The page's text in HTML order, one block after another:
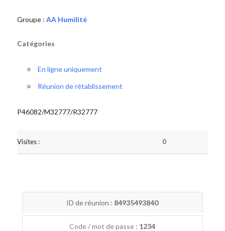
Groupe : AA Humilité
Catégories
En ligne uniquement
Réunion de rétablissement
P46082/M32777/R32777
Visites : 0
ID de réunion : 84935493840
Code / mot de passe : 1234